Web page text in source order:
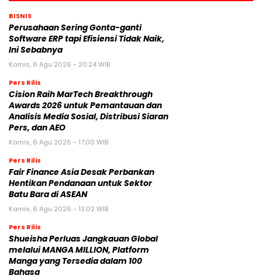
BISNIS
Perusahaan Sering Gonta-ganti
Software ERP tapi Efisiensi Tidak Naik,
Ini Sebabnya
Kamis, 6 Agu 2026 - 20:24 WIB
Pers Rilis
Cision Raih MarTech Breakthrough
Awards 2026 untuk Pemantauan dan
Analisis Media Sosial, Distribusi Siaran
Pers, dan AEO
Kamis, 6 Agu 2026 - 17:00 WIB
Pers Rilis
Fair Finance Asia Desak Perbankan
Hentikan Pendanaan untuk Sektor
Batu Bara di ASEAN
Kamis, 6 Agu 2026 - 13:02 WIB
Pers Rilis
Shueisha Perluas Jangkauan Global
melalui MANGA MILLION, Platform
Manga yang Tersedia dalam 100
Bahasa